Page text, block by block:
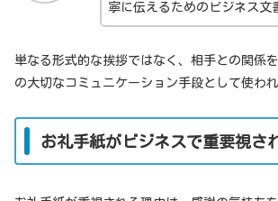
寧に伝えるためのビジネス文
単なる形式的な挨拶ではなく、相手との関係
の大切なコミュニケーション手段として使われ
お礼手紙がビジネスで重要視さ